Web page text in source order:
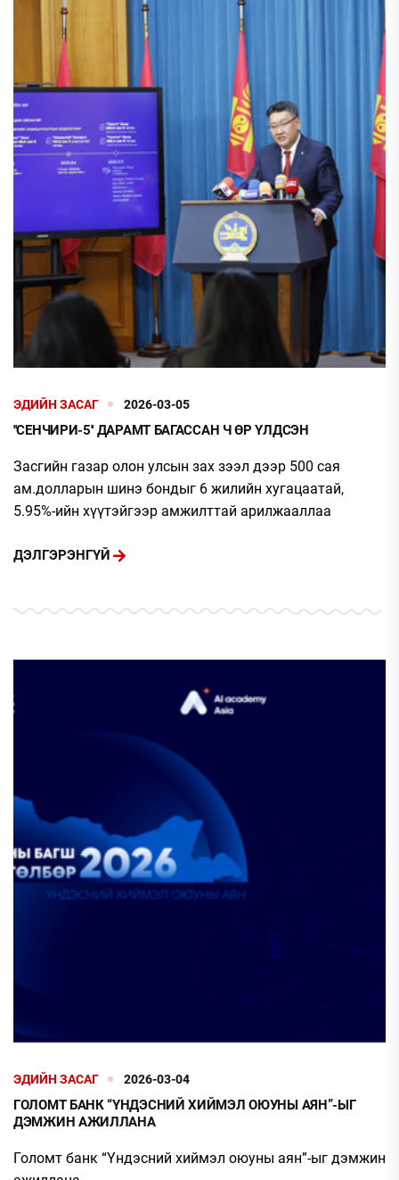
ЭДИЙН ЗАСАГ 2026-03-05
''СЕНЧИРИ-5'' ДАРАМТ БАГАССАН Ч ӨР ҮЛДСЭН
Засгийн газар олон улсын зах зээл дээр 500 сая
ам.долларын шинэ бондыг 6 жилийн хугацаатай,
5.95%-ийн хүүтэйгээр амжилттай арилжааллаа
ДЭЛГЭРЭНГҮЙ
ЭДИЙН ЗАСАГ 2026-03-04
ГОЛОМТ БАНК “ҮНДЭСНИЙ ХИЙМЭЛ ОЮУНЫ АЯН”-ЫГ
ДЭМЖИН АЖИЛЛАНА
Голомт банк “Үндэсний хиймэл оюуны аян”-ыг дэмжин